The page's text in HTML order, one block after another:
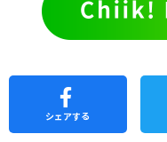
シェアする